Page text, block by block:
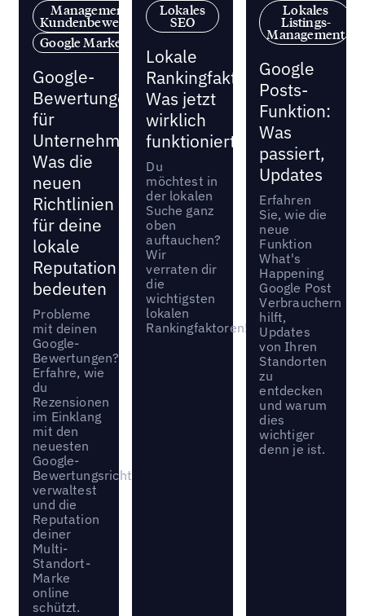
Management von
Kundenbewertungen
Google Marketing
Google-
Bewertungen
für
Unternehmen:
Was die
neuen
Richtlinien
für deine
lokale
Reputation
bedeuten
Probleme
mit deinen
Google-
Bewertungen?
Erfahre, wie
du
Rezensionen
im Einklang
mit den
neuesten
Google-
Bewertungsrichtlinien
verwaltest
und die
Reputation
deiner
Multi-
Standort-
Marke
online
schützt.
Lokales
SEO
Lokale
Rankingfaktoren:
Was jetzt
wirklich
funktioniert
Du
möchtest in
der lokalen
Suche ganz
oben
auftauchen?
Wir
verraten dir
die
wichtigsten
lokalen
Rankingfaktoren!
Lokales
Listings-
Management
Google
Posts-
Funktion:
Was
passiert,
Updates
Erfahren
Sie, wie die
neue
Funktion
What's
Happening
Google Post
Verbrauchern
hilft,
Updates
von Ihren
Standorten
zu
entdecken
und warum
dies
wichtiger
denn je ist.